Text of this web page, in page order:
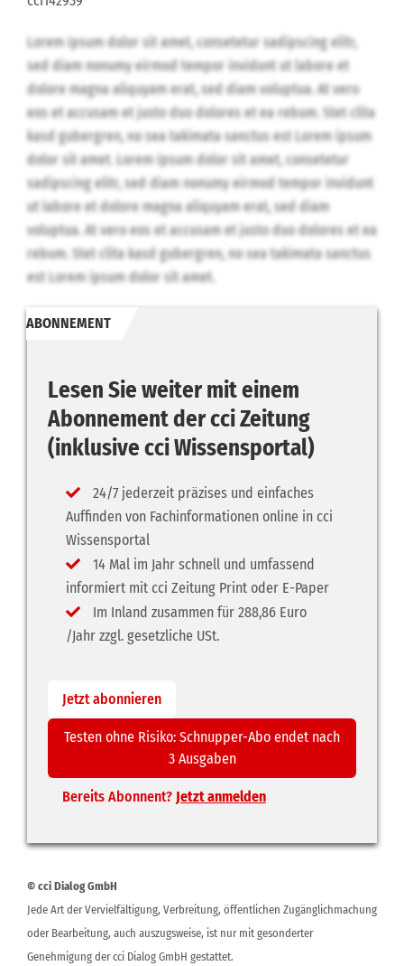
Lorem ipsum dolor sit amet, consetetur sadipscing elitr,
sed diam nonumy eirmod tempor invidunt ut labore et
dolore magna aliquyam erat, sed diam voluptua. At vero
eos et accusam et justo duo dolores et ea rebum. Stet clita
kasd gubergren, no sea takimata sanctus est Lorem ipsum
dolor sit amet. Lorem ipsum dolor sit amet, consetetur
sadipscing elitr, sed diam nonumy eirmod tempor invidunt
ut labore et dolore magna aliquyam erat, sed diam
voluptua. At vero eos et accusam et justo duo dolores et ea
rebum. Stet clita kasd gubergren, no sea takimata sanctus
est Lorem ipsum dolor sit amet.
ABONNEMENT
Lesen Sie weiter mit einem
Abonnement der cci Zeitung
(inklusive cci Wissensportal)
24/7 jederzeit präzises und einfaches
Auffinden von Fachinformationen online in cci
Wissensportal
14 Mal im Jahr schnell und umfassend
informiert mit cci Zeitung Print oder E-Paper
Im Inland zusammen für 288,86 Euro
/Jahr zzgl. gesetzliche USt.
Jetzt abonnieren
Testen ohne Risiko: Schnupper-Abo endet nach
3 Ausgaben
Bereits Abonnent? Jetzt anmelden
© cci Dialog GmbH
Jede Art der Vervielfältigung, Verbreitung, öffentlichen Zugänglichmachung
oder Bearbeitung, auch auszugsweise, ist nur mit gesonderter
Genehmigung der cci Dialog GmbH gestattet.